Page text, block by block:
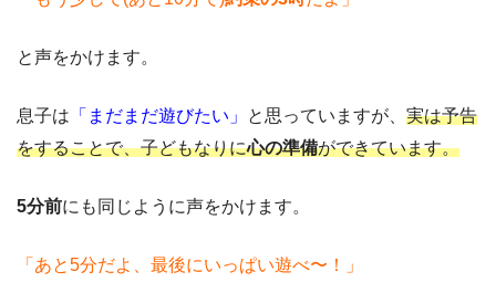
と声をかけます。
息子は 「まだまだ遊びたい」 と思っていますが、 実は予告
をすることで、子どもなりに心の準備ができています。
5分前にも同じように声をかけます。
「あと5分だよ、最後にいっぱい遊べ〜！」